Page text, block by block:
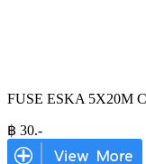
FUSE ESKA 5X20M
฿ 30.-